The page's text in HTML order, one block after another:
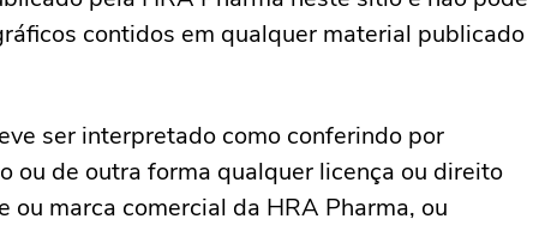
contidos em qualquer material publicado
ser interpretado como conferindo por
ou de outra forma qualquer licença ou direito
ou marca comercial da HRA Pharma, ou